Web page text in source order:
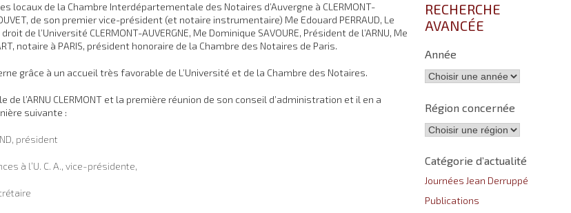
de la Chambre Interdépartementale des Notaires d’Auvergne à CLERMONT-
de son premier vice-président (et notaire instrumentaire) Me Edouard PERRAUD, Le
de l’Université CLERMONT-AUVERGNE, Me Dominique SAVOURE, Président de l’ARNU, Me
notaire à PARIS, président honoraire de la Chambre des Notaires de Paris.
grâce à un accueil très favorable de L’Université et de la Chambre des Notaires.
l’ARNU CLERMONT et la première réunion de son conseil d’administration et il en a
suivante :
président
à l’U. C. A., vice-présidente,
RECHERCHE
AVANCÉE
Année
Région concernée
Catégorie d’actualité
Journées Jean Derruppé
Publications